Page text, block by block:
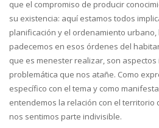
que el compromiso de producir
su existencia: aquí estamos todos
planificación y el ordenamiento
padecemos en esos órdenes del
que es menester realizar, son
problemática que nos atañe. Como
específico con el tema y como
entendemos la relación con el territorio
nos sentimos parte indivisible.